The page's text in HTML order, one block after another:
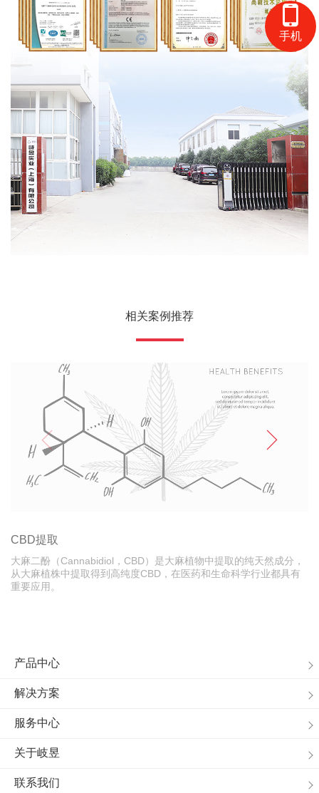
相关案例推荐
CBD提取
大麻二酚（Cannabidiol，CBD）是大麻植物中提取的纯天然成分，
从大麻植株中提取得到高纯度CBD，在医药和生命科学行业都具有
重要应用。
产品中心
解决方案
服务中心
关于岐昱
联系我们
手机